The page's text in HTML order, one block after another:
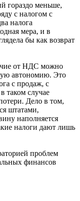
гораздо меньше,
с налогом с
налога
мера, и в
бы как возврат
от НДС можно
автономию. Это
с продаж, с
таком случае
Дело в том,
штатами,
наполняется
налоги дают лишь
проблем
финансов